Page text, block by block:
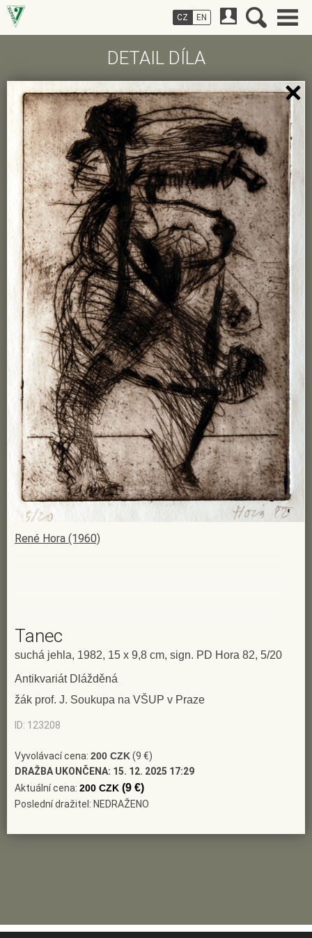
DETAIL DÍLA
René Hora (1960)
Tanec
suchá jehla, 1982, 15 x 9,8 cm, sign. PD Hora 82, 5/20
Antikvariát Dlážděná
žák prof. J. Soukupa na VŠUP v Praze
ID: 123208
Vyvolávací cena: 200 CZK(9 €)
DRAŽBA UKONČENA: 15. 12. 2025 17:29
Aktuální cena: 200 CZK (9 €)
Poslední dražitel: NEDRAŽENO
CZ EN